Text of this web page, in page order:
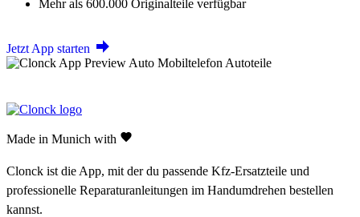
Mehr als 600.000 Originalteile verfügbar
Jetzt App starten
Made in Munich with
Clonck ist die App, mit der du passende Kfz-Ersatzteile und
professionelle Reparaturanleitungen im Handumdrehen bestellen
kannst.